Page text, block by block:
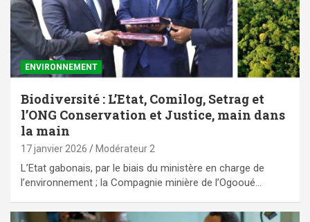
ENVIRONNEMENT
Biodiversité : L’Etat, Comilog, Setrag et
l’ONG Conservation et Justice, main dans
la main
17 janvier 2026 Modérateur 2
L’Etat gabonais, par le biais du ministère en charge de
l’environnement ; la Compagnie minière de l’Ogooué…